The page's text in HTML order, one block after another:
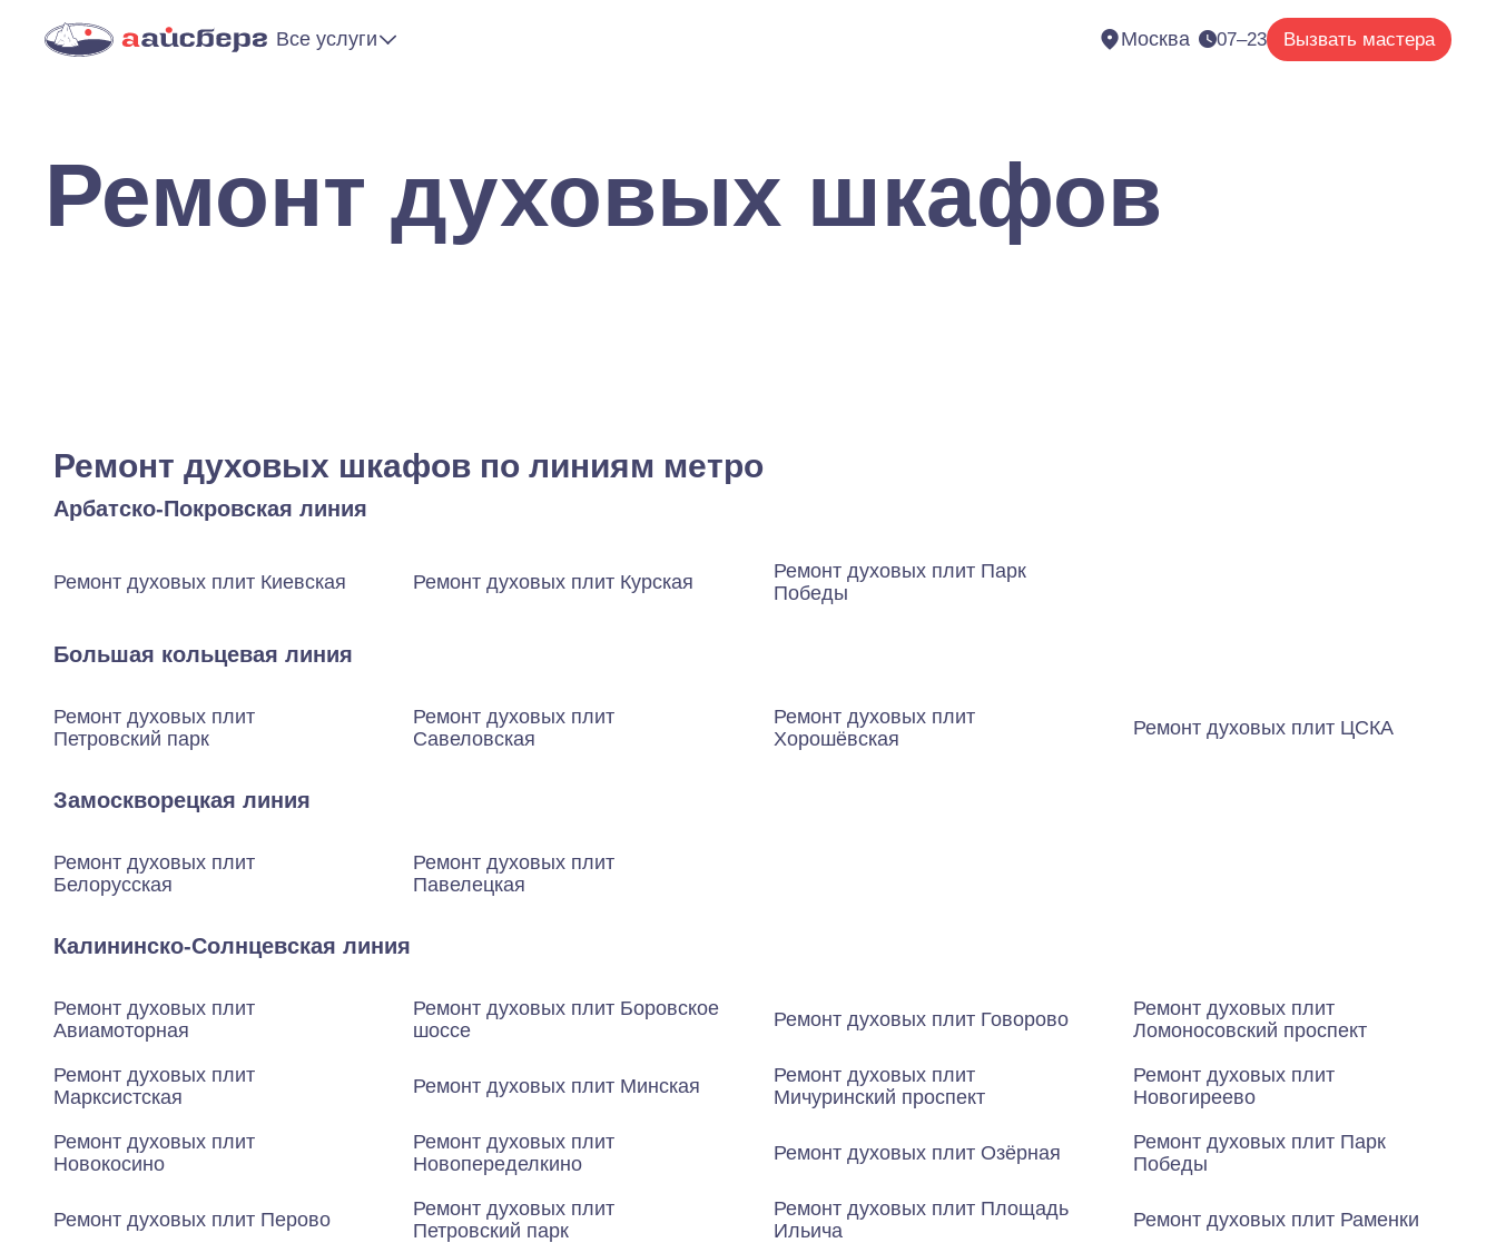
Все услуги Москва 07–23 Вызвать мастера
Ремонт духовых шкафов
Ремонт духовых шкафов по линиям метро
Арбатско-Покровская линия
Ремонт духовых плит Киевская Ремонт духовых плит Курская
Ремонт духовых плит Парк
Победы
Большая кольцевая линия
Ремонт духовых плит
Петровский парк
Ремонт духовых плит
Савеловская
Ремонт духовых плит
Хорошёвская
Ремонт духовых плит ЦСКА
Замоскворецкая линия
Ремонт духовых плит
Белорусская
Ремонт духовых плит
Павелецкая
Калининско-Солнцевская линия
Ремонт духовых плит
Авиамоторная
Ремонт духовых плит Боровское
шоссе
Ремонт духовых плит Говорово
Ремонт духовых плит
Ломоносовский проспект
Ремонт духовых плит
Марксистская
Ремонт духовых плит Минская
Ремонт духовых плит
Мичуринский проспект
Ремонт духовых плит
Новогиреево
Ремонт духовых плит
Новокосино
Ремонт духовых плит
Новопеределкино
Ремонт духовых плит Озёрная
Ремонт духовых плит Парк
Победы
Ремонт духовых плит Перово
Ремонт духовых плит
Петровский парк
Ремонт духовых плит Площадь
Ильича
Ремонт духовых плит Раменки